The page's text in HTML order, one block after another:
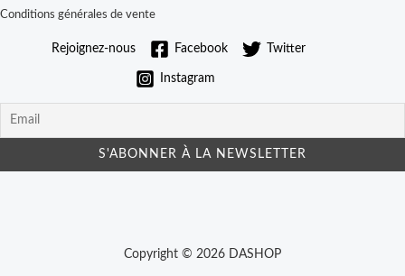
Conditions générales de vente
Rejoignez-nous Facebook Twitter
Instagram
Copyright © 2026 DASHOP